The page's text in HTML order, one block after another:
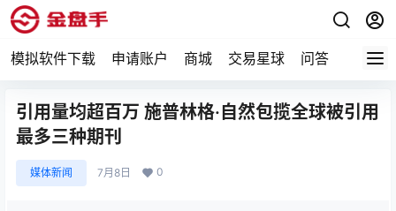
模拟软件下载 申请账户 商城 交易星球 问答 专题
引用量均超百万 施普林格·自然包揽全球被引用
最多三种期刊
媒体新闻 7月8日 0